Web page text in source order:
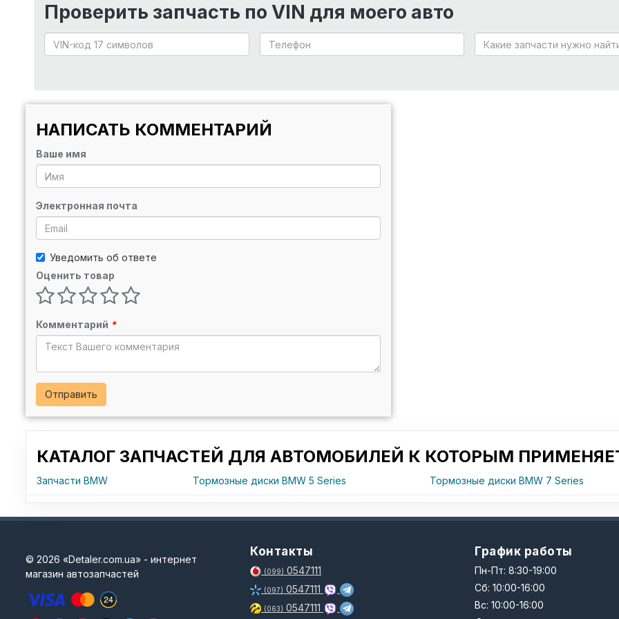
Проверить запчасть по VIN для моего авто
НАПИСАТЬ КОММЕНТАРИЙ
Ваше имя
Электронная почта
Уведомить об ответе
Оценить товар
Комментарий *
Отправить
КАТАЛОГ ЗАПЧАСТЕЙ ДЛЯ АВТОМОБИЛЕЙ К КОТОРЫМ
Запчасти BMW Тормозные диски BMW 5 Series Тормозные диски BMW 7 Series
© 2026 «Detaler.com.ua» - интернет
магазин автозапчастей
Контакты
(099) 0547111
(097) 0547111
(063) 0547111
График работы
Пн-Пт: 8:30-19:00
Сб: 10:00-16:00
Вс: 10:00-16:00